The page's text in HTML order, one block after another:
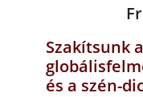
Szakítsunk a
és a szén-